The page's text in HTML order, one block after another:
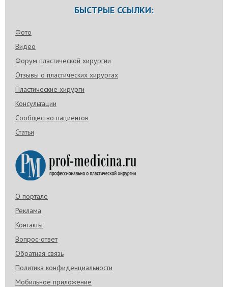
БЫСТРЫЕ ССЫЛКИ:
Фото
Видео
Форум пластической хирургии
Отзывы о пластических хирургах
Пластические хирурги
Консультации
Сообщество пациентов
Статьи
О портале
Реклама
Контакты
Вопрос-ответ
Обратная связь
Политика конфиденциальности
Мобильное приложение